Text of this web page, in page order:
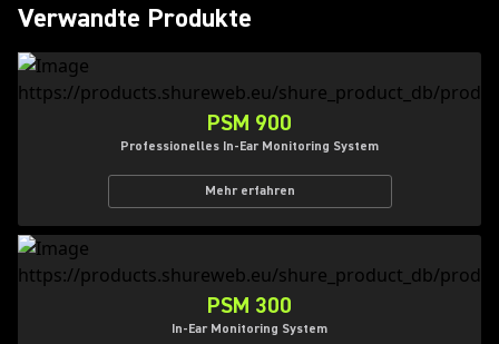
Verwandte Produkte
PSM 900
Professionelles In-Ear Monitoring System
Mehr erfahren
PSM 300
In-Ear Monitoring System